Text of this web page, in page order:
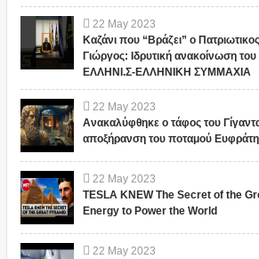
22 May 2023
Καζάνι που “Βράζει” ο
Γιώργος: Ιδρυτική ανακοίνωση
ΕΛΛΗΝΙ.Σ-ΕΛΛΗΝΙΚΗ ΣΥΜΜΑΧΙΑ
22 May 2023
Ανακαλύφθηκε ο τάφος του
αποξήρανση του ποταμού
22 May 2023
TESLA KNEW The Secret of the
Energy to Power the World
22 May 2023